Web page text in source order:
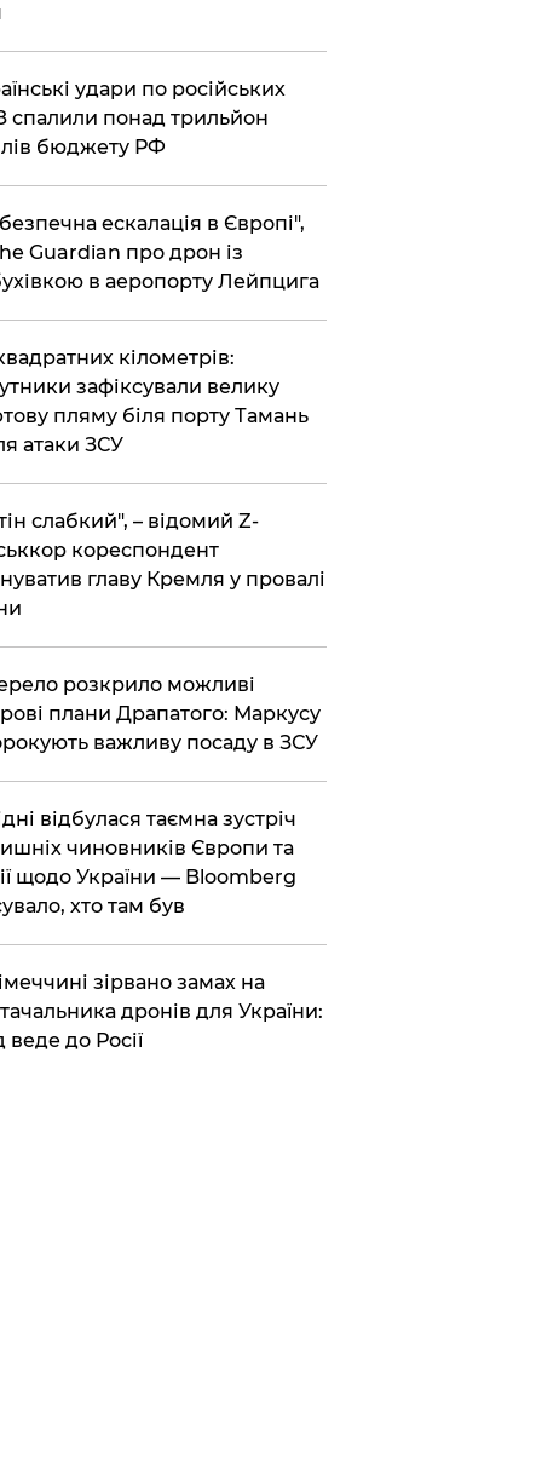
удари по російських
спалили понад трильйон
бюджету РФ
ескалація в Європі",
Guardian про дрон із
в аеропорту Лейпцига
кілометрів:
зафіксували велику
пляму біля порту Тамань
атаки ЗСУ
слабкий", – відомий Z-
кореспондент
главу Кремля у провалі
розкрило можливі
плани Драпатого: Маркусу
важливу посаду в ЗСУ
відбулася таємна зустріч
чиновників Європи та
щодо України — Bloomberg
хто там був
зірвано замах на
дронів для України:
веде до Росії